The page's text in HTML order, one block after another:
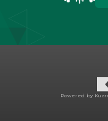
Powered by